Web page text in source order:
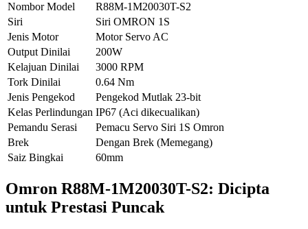
Nombor Model
R88M-1M20030T-S2
Siri
Siri OMRON 1S
Jenis Motor
Motor Servo AC
Output Dinilai
200W
Kelajuan Dinilai
3000 RPM
Tork Dinilai
0.64 Nm
Jenis Pengekod
Pengekod Mutlak 23-bit
Kelas Perlindungan IP67 (Aci dikecualikan)
Pemandu Serasi
Pemacu Servo Siri 1S Omron
Brek
Dengan Brek (Memegang)
Saiz Bingkai
60mm
Omron R88M-1M20030T-S2: Dicipta
untuk Prestasi Puncak